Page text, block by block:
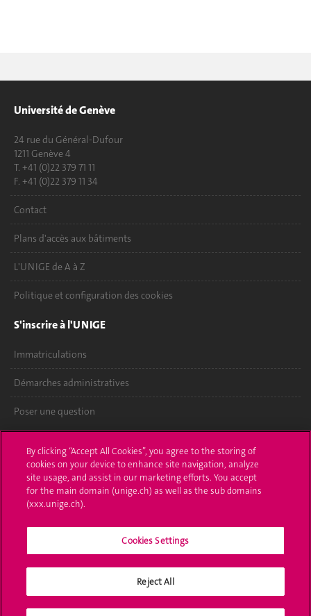
Université de Genève
24 rue du Général-Dufour
1211 Genève 4
T. +41 (0)22 379 71 11
F. +41 (0)22 379 11 34
Contact
Plans d'accès aux bâtiments
L'UNIGE de A à Z
Politique et configuration des cookies
S'inscrire à l'UNIGE
Immatriculations
Démarches administratives
Poser une question
UNIGE Mobile
Médias
Offres d'emploi
Bibliothèque
By clicking “Accept All Cookies”, you agree to the storing of
cookies on your device to enhance site navigation, analyze
site usage, and assist in our marketing efforts. You accept
for the main domain (unige.ch) as well as the sub domains
(xxx.unige.ch).
Cookies Settings
Reject All